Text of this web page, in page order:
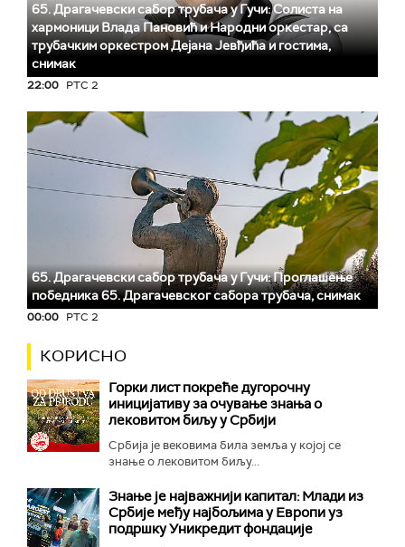
65. Драгачевски сабор трубача у Гучи: Солиста на
хармоници Влада Пановић и Народни оркестар, са
трубачким оркестром Дејана Јевђића и гостима,
снимак
22:00 РТС 2
65. Драгачевски сабор трубача у Гучи: Проглашење
победника 65. Драгачевског сабора трубача, снимак
00:00 РТС 2
КОРИСНО
Горки лист покреће дугорочну
иницијативу за очување знања о
лековитом биљу у Србији
Србија је вековима била земља у којој се
знање о лековитом биљу...
Знање је најважнији капитал: Млади из
Србије међу најбољима у Европи уз
подршку Уникредит фондације